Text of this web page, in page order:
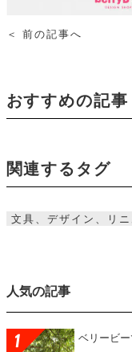
＜前の記事へ
おすすめの記事
関連するタグ
文具、デザイン、リ
人気の記事
ベリービー